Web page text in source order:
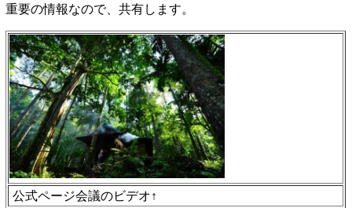
重要の情報なので、共有します。
公式ページ会議のビデオ↑